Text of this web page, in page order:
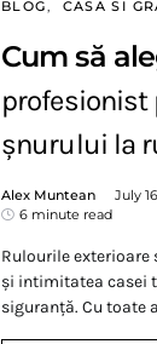
BLOG CASA SI
Cum să
profesionist
șnurului la
Alex Muntean July
6 minute read
Rulourile
și intimitatea casei
siguranță. Cu toate